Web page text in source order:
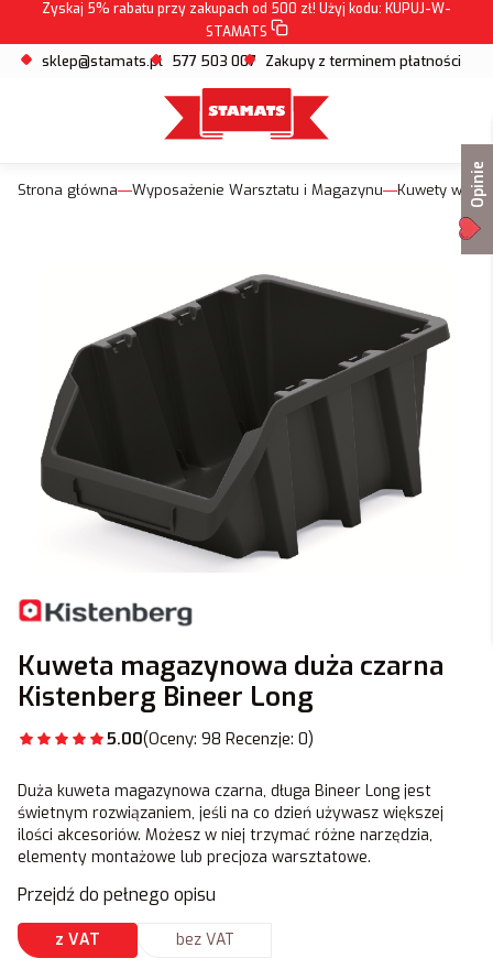
Zyskaj 5% rabatu przy zakupach od 500 zł! Użyj kodu: KUPUJ-W-
STAMATS
sklep@stamats.pl 577 503 007 Zakupy z terminem płatności
Strona główna Wyposażenie Warsztatu i Magazynu Kuwety
Kuweta magazynowa duża czarna
Kistenberg Bineer Long
5.00(Oceny: 98 Recenzje: 0)
Duża kuweta magazynowa czarna, długa Bineer Long jest
świetnym rozwiązaniem, jeśli na co dzień używasz większej
ilości akcesoriów. Możesz w niej trzymać różne narzędzia,
elementy montażowe lub precjoza warsztatowe.
Przejdź do pełnego opisu
z VAT bez VAT
Opinie